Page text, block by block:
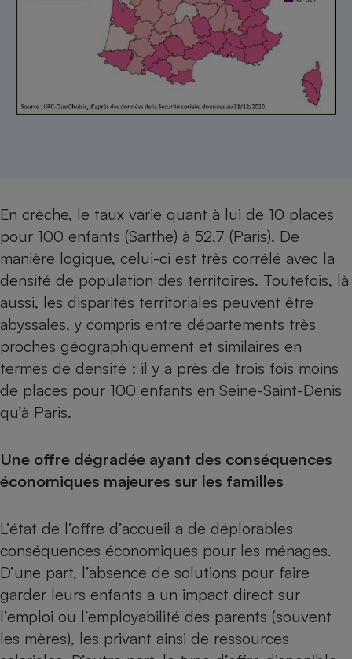
En crèche, le taux varie quant à lui de 10 places
pour 100 enfants (Sarthe) à 52,7 (Paris). De
manière logique, celui-ci est très corrélé avec la
densité de population des territoires. Toutefois, là
aussi, les disparités territoriales peuvent être
abyssales, y compris entre départements très
proches géographiquement et similaires en
termes de densité : il y a près de trois fois moins
de places pour 100 enfants en Seine-Saint-Denis
qu’à Paris.
Une offre dégradée ayant des conséquences
économiques majeures sur les familles
L’état de l’offre d’accueil a de déplorables
conséquences économiques pour les ménages.
D’une part, l’absence de solutions pour faire
garder leurs enfants a un impact direct sur
l’emploi ou l’employabilité des parents (souvent
les mères), les privant ainsi de ressources